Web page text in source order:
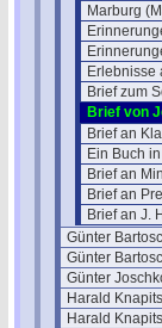
Marburg
Erlebnisse
Brief zum
Brief von
Brief an
Ein Buch
Brief an
Brief an
Brief an J.
Günter
Günter
Günter
Harald
Harald